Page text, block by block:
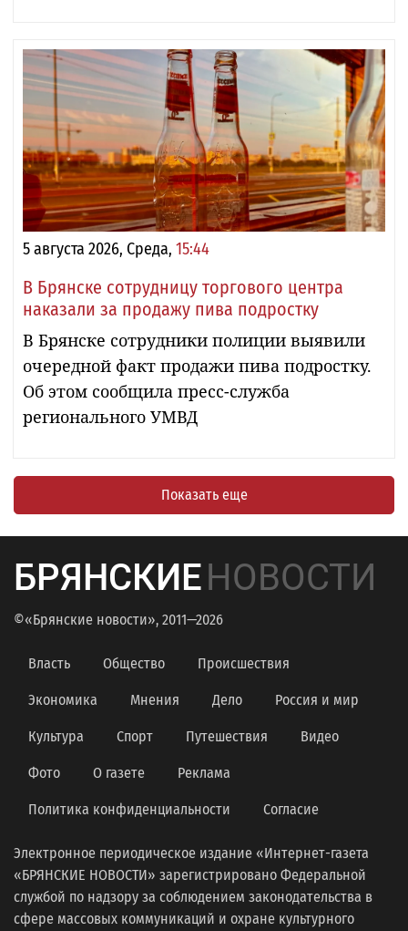
5 августа 2026, Среда, 15:44
В Брянске сотрудницу торгового центра
наказали за продажу пива подростку
В Брянске сотрудники полиции выявили
очередной факт продажи пива подростку.
Об этом сообщила пресс-служба
регионального УМВД
Показать еще
БРЯНСКИЕНОВОСТИ
©«Брянские новости», 2011—2026
Власть Общество Происшествия
Экономика Мнения Дело Россия и мир
Культура Спорт Путешествия Видео
Фото О газете Реклама
Политика конфиденциальности Согласие
Электронное периодическое издание «Интернет-газета
«БРЯНСКИЕ НОВОСТИ» зарегистрировано Федеральной
службой по надзору за соблюдением законодательства в
сфере массовых коммуникаций и охране культурного